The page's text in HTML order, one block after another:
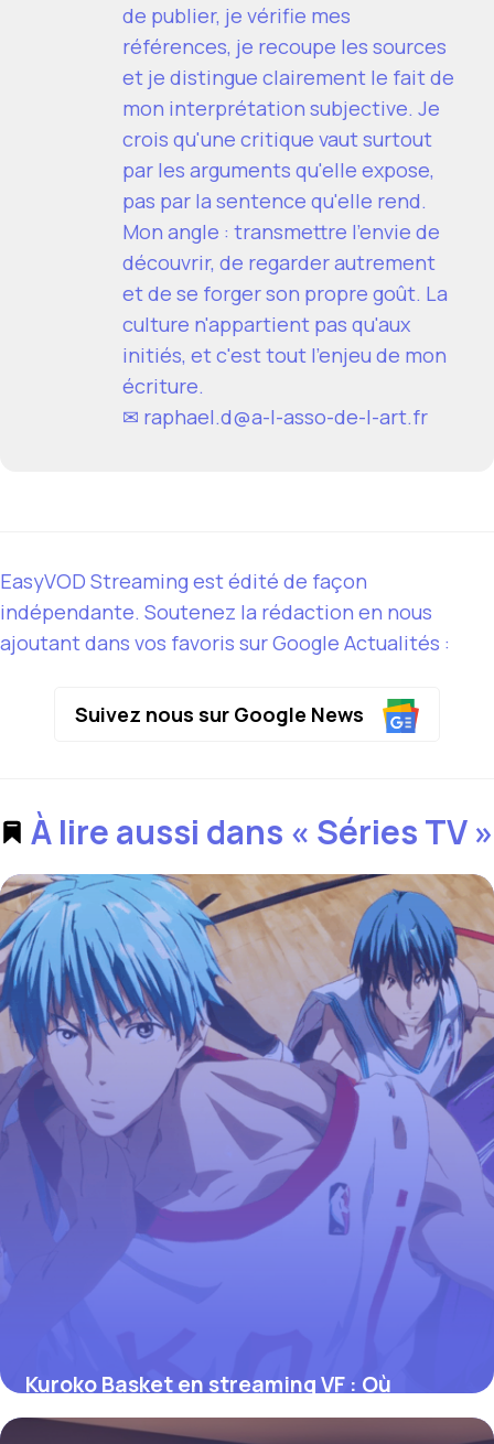
de publier, je vérifie mes
références, je recoupe les sources
et je distingue clairement le fait de
mon interprétation subjective. Je
crois qu'une critique vaut surtout
par les arguments qu'elle expose,
pas par la sentence qu'elle rend.
Mon angle : transmettre l'envie de
découvrir, de regarder autrement
et de se forger son propre goût. La
culture n'appartient pas qu'aux
initiés, et c'est tout l'enjeu de mon
écriture.
✉ raphael.d@a-l-asso-de-l-art.fr
EasyVOD Streaming est édité de façon
indépendante. Soutenez la rédaction en nous
ajoutant dans vos favoris sur Google Actualités :
Suivez nous sur Google News
À lire aussi dans « Séries TV »
Kuroko Basket en streaming VF : Où
regarder et tout savoir sur l’anime